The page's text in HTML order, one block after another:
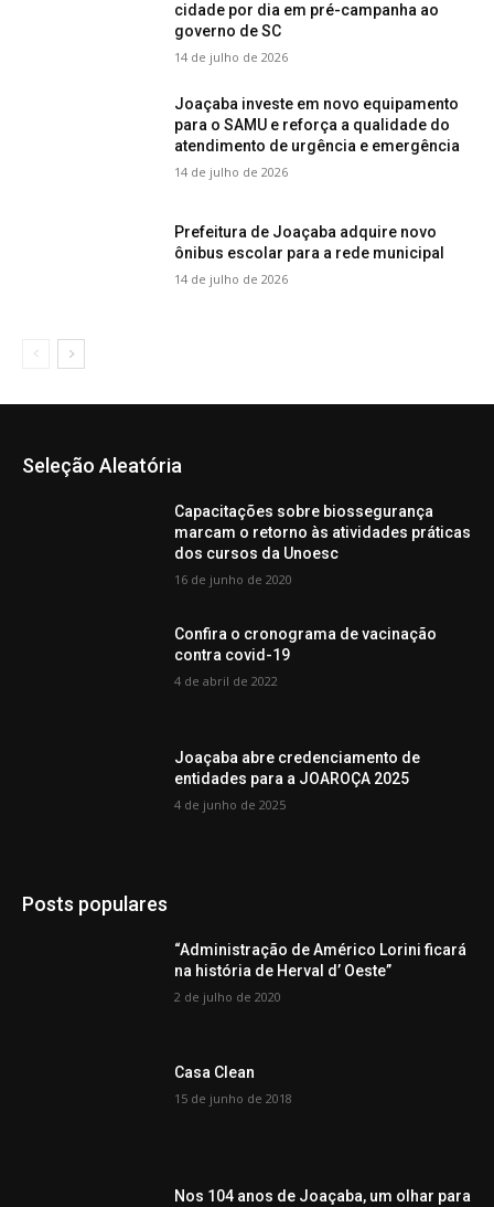
cidade por dia em pré-campanha ao
governo de SC
14 de julho de 2026
Joaçaba investe em novo equipamento
para o SAMU e reforça a qualidade do
atendimento de urgência e emergência
14 de julho de 2026
Prefeitura de Joaçaba adquire novo
ônibus escolar para a rede municipal
14 de julho de 2026
Seleção Aleatória
Capacitações sobre biossegurança
marcam o retorno às atividades práticas
dos cursos da Unoesc
16 de junho de 2020
Confira o cronograma de vacinação
contra covid-19
4 de abril de 2022
Joaçaba abre credenciamento de
entidades para a JOAROÇA 2025
4 de junho de 2025
Posts populares
“Administração de Américo Lorini ficará
na história de Herval d’ Oeste”
2 de julho de 2020
Casa Clean
15 de junho de 2018
Nos 104 anos de Joaçaba, um olhar para